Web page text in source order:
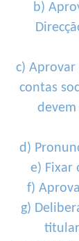
b)
c)
contas
d)
e) Fixar
f)
g)